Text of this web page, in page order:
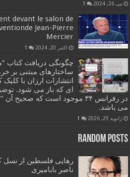
می 26, 2024 1
devant le salon de
Jean-Pierre
Mercier
اکتبر 20, 2024 1
چگونگی دریافت کتاب
ساختارهای مبتنی بر
انتشارات ارزان با
می باشد.
ژانویه 29, 2026 1
Random Posts
رهایی فلسطین از
ناصر بابامیری